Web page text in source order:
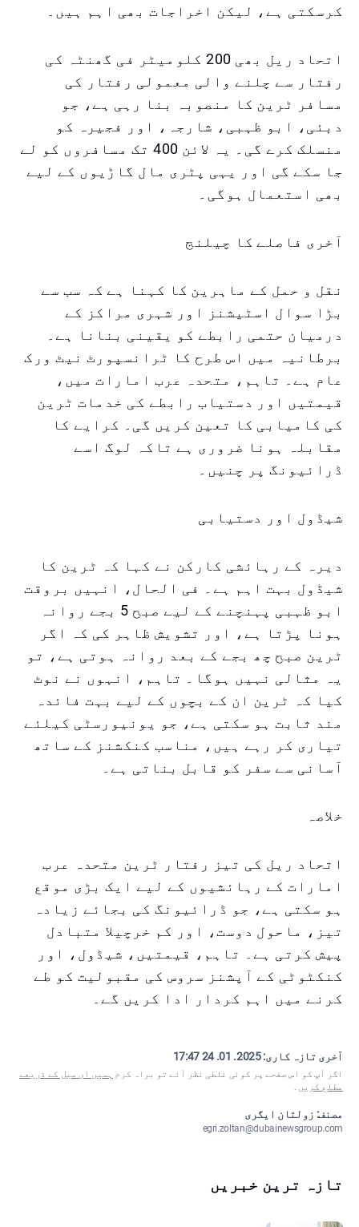
کرسکتی ہے، لیکن اخراجات بھی اہم ہیں۔
اتحاد ریل بھی 200 کلومیٹر فی گھنٹہ کی
رفتار سے چلنے والی معمولی رفتار کی
مسافر ٹرین کا منصوبہ بنا رہی ہے، جو
دبئی، ابو ظہبی، شارجہ، اور فجیرہ کو
منسلک کرے گی۔ یہ لائن 400 تک مسافروں کو لے
جا سکے گی اور یہی پٹری مال گاڑیوں کے لیے
بھی استعمال ہوگی۔
آخری فاصلے کا چیلنج
نقل و حمل کے ماہرین کا کہنا ہے کہ سب سے
بڑا سوال اسٹیشنز اور شہری مراکز کے
درمیان حتمی رابطے کو یقینی بنانا ہے۔
برطانیہ میں اس طرح کا ٹرانسپورٹ نیٹ ورک
عام ہے۔ تاہم، متحدہ عرب امارات میں،
قیمتیں اور دستیاب رابطے کی خدمات ٹرین
کی کامیابی کا تعین کریں گی۔ کرایے کا
مقابلہ ہونا ضروری ہے تاکہ لوگ اسے
ڈرائیونگ پر چنیں۔
شیڈول اور دستیابی
دیرہ کے رہائشی کارکن نے کہا کہ ٹرین کا
شیڈول بہت اہم ہے۔ فی الحال، انہیں بروقت
ابو ظہبی پہنچنے کے لیے صبح 5 بجے روانہ
ہونا پڑتا ہے، اور تشویش ظاہر کی کہ اگر
ٹرین صبح چھ بجے کے بعد روانہ ہوتی ہے، تو
یہ مثالی نہیں ہوگا۔ تاہم، انہوں نے نوٹ
کیا کہ ٹرین ان کے بچوں کے لیے بہت فائدہ
مند ثابت ہو سکتی ہے، جو یونیورسٹی کیلئے
تیاری کر رہے ہیں، مناسب کنکشنز کے ساتھ
آسانی سے سفر کو قابل بناتی ہے۔
خلاصہ
اتحاد ریل کی تیز رفتار ٹرین متحدہ عرب
امارات کے رہائشیوں کے لیے ایک بڑی موقع
ہو سکتی ہے، جو ڈرائیونگ کی بجائے زیادہ
تیز، ماحول دوست، اور کم خرچیلا متبادل
پیش کرتی ہے۔ تاہم، قیمتیں، شیڈول، اور
کنکٹوٹی کے آپشنز سروس کی مقبولیت کو طے
کرنے میں اہم کردار ادا کریں گے۔
آخری تازہ کاری:2025. 01. 24 17:47
اگر آپ کو اس صفحے پر کوئی غلطی نظر آئے تو براہ کرم ہمیں ای میل کے ذریعے
مطلع کریں ۔
مصنف: زولتان ایگری
egri.zoltan@dubainewsgroup.com
تازہ ترین خبریں